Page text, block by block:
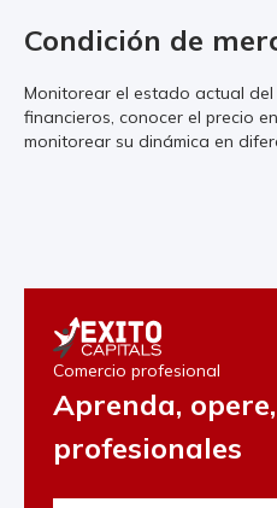
Condición de
Monitorear el estado actual
financieros, conocer el precio
monitorear su dinámica en
Comercio profesional
Aprenda,
profesionales